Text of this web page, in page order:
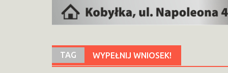
TAG WYPEŁNIJ WNIOSEK!